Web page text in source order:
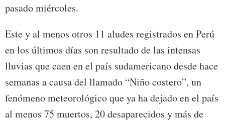
pasado miércoles.
Este y al menos otros 11 aludes registrados en Perú
en los últimos días son resultado de las intensas
lluvias que caen en el país sudamericano desde hace
semanas a causa del llamado “Niño costero”, un
fenómeno meteorológico que ya ha dejado en el país
al menos 75 muertos, 20 desaparecidos y más de